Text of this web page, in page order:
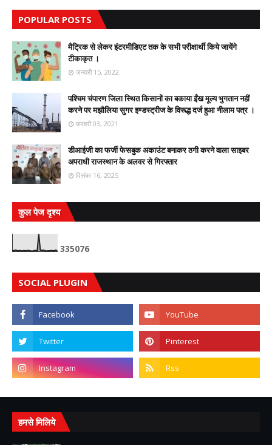
POPULAR POSTS
मैट्रिक से लेकर इंटरमीडिएट तक के सभी परीक्षार्थी किये जायेंगे
टीकाकृत ।
जनवरी 15, 2022
पश्चिम चंपारण जिला स्थित किसानों का बकाया ईंख मूल्य भुगतान नहीं
करने पर मझौलिया सुगर इण्डस्ट्रीज के विरूद्ध दर्ज हुआ नीलाम पत्र ।
फ़रवरी 03, 2021
डीआईजी का फर्जी फेसबुक अकाउंट बनाकर ठगी करने वाला साइबर
अपराधी राजस्थान के अलवर से गिरफ्तार
दिसंबर 16, 2025
कुल पेज दृश्य
335076
SOCIAL PLUGIN
हमसे मिलिये